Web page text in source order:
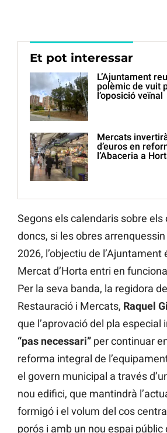
Et pot interessar
L’Ajuntament
polèmic de vuit
l’oposició veïnal
Mercats
d’euros en
l’Abaceria a
Segons els calendaris sobre els
doncs, si les obres
2026, l’objectiu de l’Ajuntament
Mercat d’Horta entri en
Per la seva banda, la regidora
Restauració i Mercats, Raquel
que l’aprovació del pla especial
“pas necessari” per continuar
reforma integral de
el govern municipal a través
nou edifici, que mantindrà
formigó i el volum del cos
porós i amb un nou espai públic